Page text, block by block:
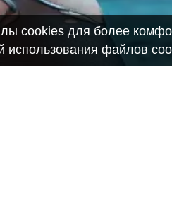
cookies для более
использования файлов